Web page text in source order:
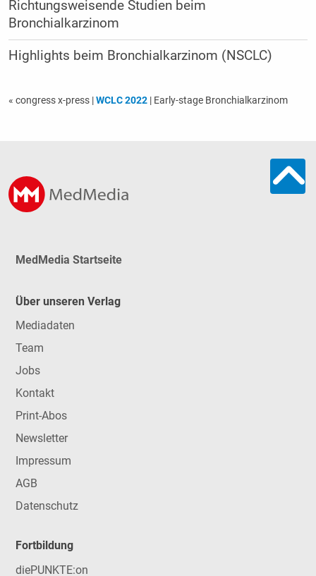
Richtungsweisende Studien beim
Bronchialkarzinom
Highlights beim Bronchialkarzinom (NSCLC)
« congress x-press |WCLC 2022| Early-stage Bronchialkarzinom
MedMedia Startseite
Über unseren Verlag
Mediadaten
Team
Jobs
Kontakt
Print-Abos
Newsletter
Impressum
AGB
Datenschutz
Fortbildung
diePUNKTE:on